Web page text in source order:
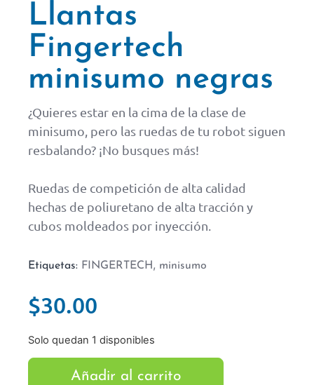
Llantas
Fingertech
minisumo negras
¿Quieres estar en la cima de la clase de
minisumo, pero las ruedas de tu robot siguen
resbalando? ¡No busques más!
Ruedas de competición de alta calidad
hechas de poliuretano de alta tracción y
cubos moldeados por inyección.
Etiquetas: FINGERTECH, minisumo
$30.00
Solo quedan 1 disponibles
Añadir al carrito